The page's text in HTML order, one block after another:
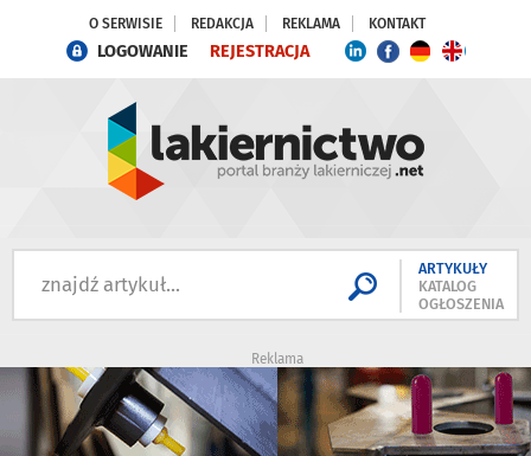
O SERWISIE REDAKCJA REKLAMA KONTAKT
LOGOWANIE REJESTRACJA
ARTYKUŁY
KATALOG
OGŁOSZENIA
Reklama